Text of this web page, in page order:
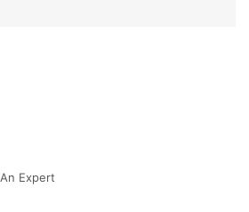
Expert